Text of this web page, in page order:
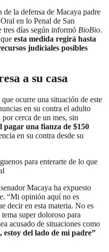
la defensa de Macaya padre
en lo Penal de San
tres días según informó BioBio.
esta medida regirá hasta
judiciales posibles
a su casa
ocurre una situación de este
en su contra el adulto
cerca de un mes, sin
pagar una fianza de $150
en su contra desde su
para enterarte de lo que
Macaya ha expuesto
“Mi opinión aquí no es
decir en esta materia. No es
super doloroso para
acusado de situaciones como
estoy del lado de mi padre”